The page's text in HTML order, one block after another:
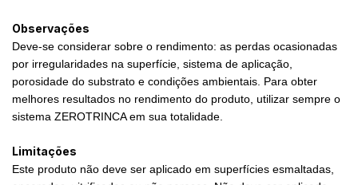
Observações
Deve-se considerar sobre o rendimento: as perdas ocasionadas
por irregularidades na superfície, sistema de aplicação,
porosidade do substrato e condições ambientais. Para obter
melhores resultados no rendimento do produto, utilizar sempre o
sistema ZEROTRINCA em sua totalidade.
Limitações
Este produto não deve ser aplicado em superfícies esmaltadas,